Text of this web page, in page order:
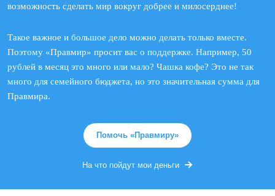
возможность сделать мир вокруг добрее и милосерднее!
Такое важное и большое дело можно делать только вместе.
Поэтому «Правмир» просит вас о поддержке. Например, 50
рублей в месяц это много или мало? Чашка кофе? Это не так
много для семейного бюджета, но это значительная сумма для
Правмира.
Помочь «Правмиру»
На что пойдут мои деньги